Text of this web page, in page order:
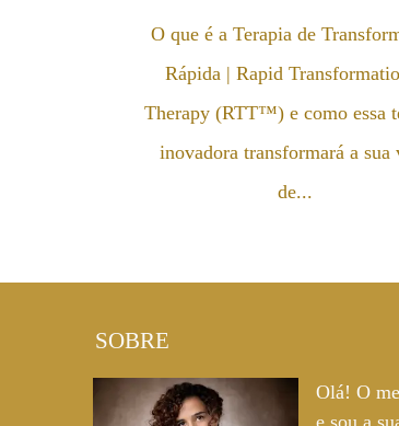
O que é a Terapia de
Rápida | Rapid
Therapy (RTT™) e como essa
inovadora transformará a sua
de...
SOBRE
Olá! O
e sou a